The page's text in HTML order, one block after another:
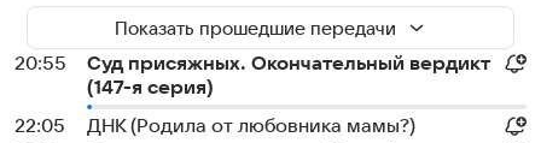
Показать прошедшие передачи
20:55
Суд присяжных. Окончательный вердикт
(147-я серия)
22:05
ДНК (Родила от любовника мамы?)